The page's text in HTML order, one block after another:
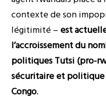
contexte de son
légitimité – est
l’accroissement du
politiques Tutsi (pro-
sécuritaire et
Congo.